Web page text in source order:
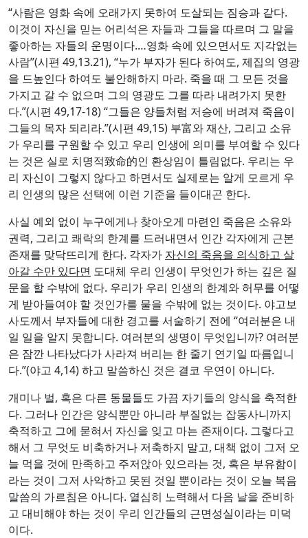
“사람은 영화 속에 오래가지 못하여 도살되는 짐승과 같다.
이것이 자신을 믿는 어리석은 자들과 그들을 따르며 그 말을
좋아하는 자들의 운명이다.…영화 속에 있으면서도 지각없는
사람”(시편 49,13.21), “누가 부자가 된다 하여도, 제집의 영광
을 드높인다 하여도 불안해하지 마라. 죽을 때 그 모든 것을
가지고 갈 수 없으며 그의 영광도 그를 따라 내려가지 못한
다.”(시편 49,17-18) “그들은 양들처럼 저승에 버려져 죽음이
그들의 목자 되리라.”(시편 49,15) 부富와 재산, 그리고 소유
가 우리를 구원할 수 있고 우리 인생에 의미를 부여할 수 있다
는 것은 실로 치명적致命的인 환상임이 틀림없다. 우리는 우
리 자신이 그렇지 않다고 하면서도 실제로는 알게 모르게 우
리 인생의 많은 선택에 이런 기준을 들이대곤 한다.
사실 예외 없이 누구에게나 찾아오게 마련인 죽음은 소유와
권력, 그리고 쾌락의 한계를 드러내면서 인간 각자에게 근본
존재를 맞닥뜨리게 한다. 각자가 자신의 죽음을 의식하고 살
아갈 수만 있다면 도대체 우리 인생이 무엇인가 하는 깊은 질
문을 할 수밖에 없다. 우리가 우리 인생의 한계와 허무를 어떻
게 받아들여야 할 것인가를 물을 수밖에 없는 것이다. 야고보
사도께서 부자들에 대한 경고를 서술하기 전에 “여러분은 내
일 일을 알지 못합니다. 여러분의 생명이 무엇입니까? 여러분
은 잠깐 나타났다가 사라져 버리는 한 줄기 연기일 따름입니
다.”(야고 4,14) 하고 말씀하신 것은 결코 우연이 아니다.
개미나 벌, 혹은 다른 동물들도 가끔 자기들의 양식을 축적한
다. 그러나 인간은 양식뿐만 아니라 부질없는 잡동사니까지
축적하고 그에 묻혀서 자신을 잊고 마는 존재이다. 그렇다고
해서 그 무엇도 비축하거나 저축하지 말고, 대책 없이 그저 오
늘 먹을 것에 만족하고 주저앉아 있으라는 것, 혹은 부유함이
라는 것이 그저 사악하고 못된 것일 뿐이라는 것이 오늘 복음
말씀의 가르침은 아니다. 열심히 노력해서 다음 날을 준비하
고 대비해야 하는 것이 우리 인간들의 근면성실이라는 미덕
이다.